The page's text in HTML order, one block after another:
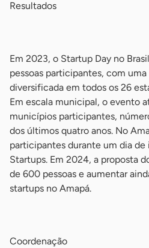
Resultados
Em 2023, o Startup Day no
pessoas participantes, com
diversificada em todos os 26
Em escala municipal, o evento
municípios participantes,
dos últimos quatro anos. No
participantes durante um dia de
Startups. Em 2024, a proposta
de 600 pessoas e aumentar
startups no Amapá.
Coordenação